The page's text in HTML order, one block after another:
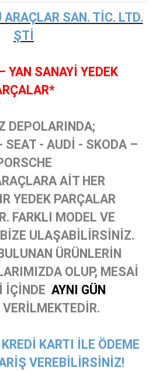
ARAÇLAR SAN. TİC. LTD.
ŞTİ
YAN SANAYİ YEDEK
DEPOLARINDA;
SEAT - AUDİ - SKODA –
AİT HER
YEDEK PARÇALAR
FARKLI MODEL VE
ULAŞABİLİRSİNİZ.
ÜRÜNLERİN
OLUP, MESAİ
İÇİNDE AYNI GÜN
VERİLMEKTEDİR.
KARTI İLE ÖDEME
VEREBİLİRSİNİZ!